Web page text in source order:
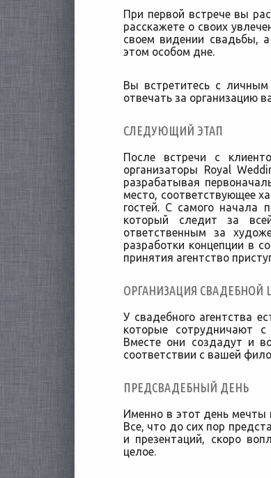
При первой встрече вы
расскажете о своих
своем видении свадьбы,
этом особом дне.
Вы встретитесь с
отвечать за организацию
СЛЕДУЮЩИЙ ЭТАП
После встречи с
организаторы Royal
разрабатывая
место, соответствующее
гостей. С самого начала
который следит за
ответственным за
разработки концепции в
принятия агентство
ОРГАНИЗАЦИЯ
У свадебного агентства
которые сотрудничают
Вместе они создадут и
соответствии с вашей
ПРЕДСВАДЕБНЫЙ ДЕНЬ
Именно в этот день мечты
Все, что до сих пор
и презентаций, скоро
целое.